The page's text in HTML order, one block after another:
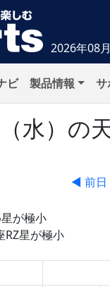
2026年08
ビ 製品情報 サ
水）の
◀ 前日
が極小
RZ星が極小